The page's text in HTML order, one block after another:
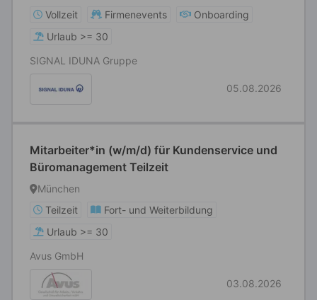
Vollzeit
Firmenevents
Onboarding
Urlaub >= 30
SIGNAL IDUNA Gruppe
05.08.2026
Mitarbeiter*in (w/m/d) für Kundenservice und
Büromanagement Teilzeit
München
Teilzeit
Fort- und Weiterbildung
Urlaub >= 30
Avus GmbH
03.08.2026